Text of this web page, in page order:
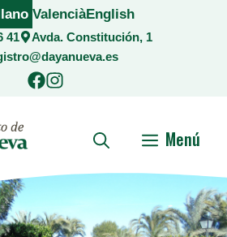
41
Avda. Constitución, 1
ValenciàEnglish
Menú